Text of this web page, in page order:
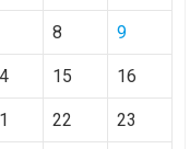
8 9
15 16
22 23